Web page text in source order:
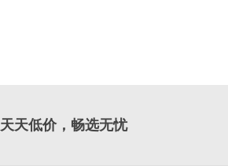
天天低价，畅选无忧